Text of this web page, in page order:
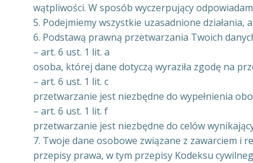
wątpliwości. W sposób wyczerpujący
5. Podejmiemy wszystkie uzasadnione
6. Podstawą prawną przetwarzania Twoich
– art. 6 ust. 1 lit. a
osoba, której dane dotyczą wyraziła zgodę na
– art. 6 ust. 1 lit. c
przetwarzanie jest niezbędne do wypełnienia
– art. 6 ust. 1 lit. f
przetwarzanie jest niezbędne do celów
7. Twoje dane osobowe związane z zawarciem i
przepisy prawa, w tym przepisy Kodeksu